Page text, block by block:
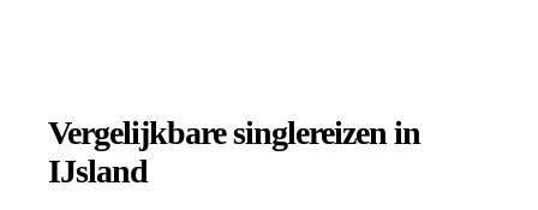
Vergelijkbare singlereizen in
IJsland